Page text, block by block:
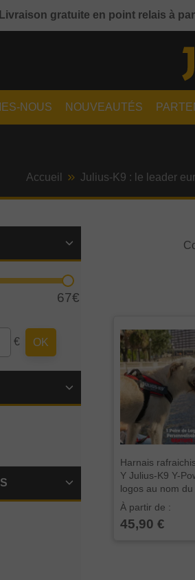
Livraison gratuite en point relais à
NOUS NOUVEAUTÉS
Accueil Julius-K9 : le leader
67€
€ OK
Harnais
Y Julius-K9 Y-
logos au nom du
OFFERTS !
À partir de :
45,90 €